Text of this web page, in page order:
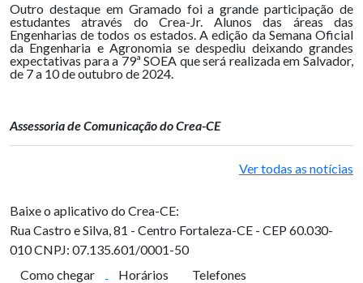
Outro destaque em Gramado foi a grande participação de
estudantes através do Crea-Jr. Alunos das áreas das
Engenharias de todos os estados. A edição da Semana Oficial
da Engenharia e Agronomia se despediu deixando grandes
expectativas para a 79ª SOEA que será realizada em Salvador,
de 7 a 10 de outubro de 2024.
Assessoria de Comunicação do Crea-CE
Ver todas as notícias
Baixe o aplicativo do Crea-CE:
Rua Castro e Silva, 81 - Centro Fortaleza-CE - CEP 60.030-
010CNPJ: 07.135.601/0001-50
Como chegar
Horários
Telefones